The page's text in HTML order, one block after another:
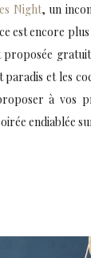
Night, un
est encore
et les
à vos
endiablée